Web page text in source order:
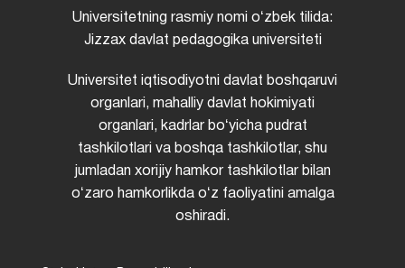
Universitetning rasmiy nomi oʻzbek tilida:
Jizzax davlat pedagogika universiteti
Universitet iqtisodiyotni davlat boshqaruvi
organlari, mahalliy davlat hokimiyati
organlari, kadrlar boʻyicha pudrat
tashkilotlari va boshqa tashkilotlar, shu
jumladan xorijiy hamkor tashkilotlar bilan
oʻzaro hamkorlikda oʻz faoliyatini amalga
oshiradi.